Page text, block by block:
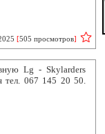
[505 просмотров]
Lg - Skylarders
тел. 067 145 20 50.